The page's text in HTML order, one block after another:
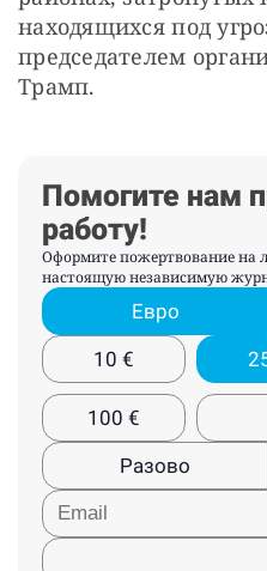
находящихся под
председателем
Трамп.
Помогите нам
работу!
Оформите пожертвование на
настоящую независимую
Евро
10 €
100 €
Разово